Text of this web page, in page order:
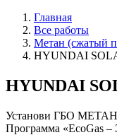
Главная
Все работы
Метан (сжатый
HYUNDAI
HYUNDAI
Установи ГБО МЕТАН
Программа «EcoGas –